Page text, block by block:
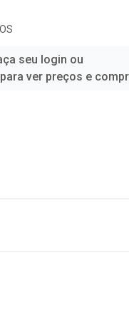
seu login ou
ver preços e